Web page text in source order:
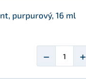
purpurový, 16 ml
− +